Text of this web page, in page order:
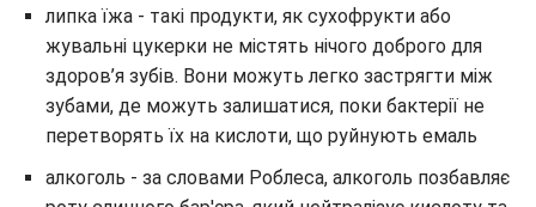
липка їжа - такі продукти, як сухофрукти або
жувальні цукерки не містять нічого доброго для
здоров’я зубів. Вони можуть легко застрягти між
зубами, де можуть залишатися, поки бактерії не
перетворять їх на кислоти, що руйнують емаль
алкоголь - за словами Роблеса, алкоголь позбавляє